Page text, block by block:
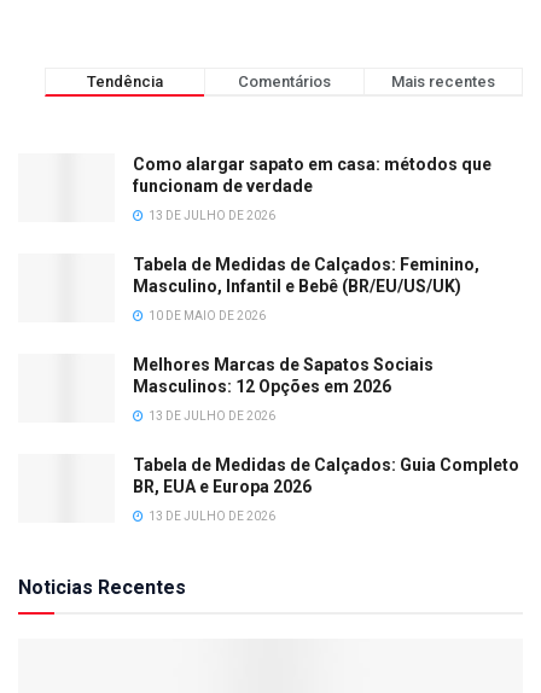
Tendência Comentários Mais recentes
Como alargar sapato em casa: métodos que
funcionam de verdade
13 DE JULHO DE 2026
Tabela de Medidas de Calçados: Feminino,
Masculino, Infantil e Bebê (BR/EU/US/UK)
10 DE MAIO DE 2026
Melhores Marcas de Sapatos Sociais
Masculinos: 12 Opções em 2026
13 DE JULHO DE 2026
Tabela de Medidas de Calçados: Guia Completo
BR, EUA e Europa 2026
13 DE JULHO DE 2026
Noticias Recentes